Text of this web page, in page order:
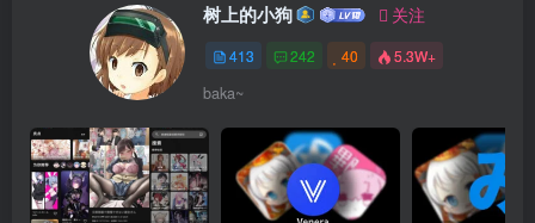
树上的小狗 关注
413 242 40 5.3W+
baka~